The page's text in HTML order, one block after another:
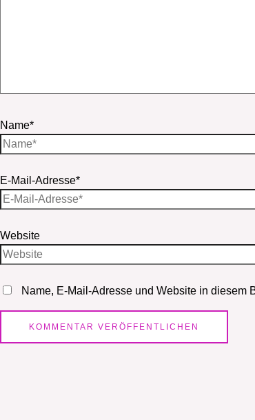
Name*
E-Mail-Adresse*
Website
Name, E-Mail-Adresse und Website in diesem